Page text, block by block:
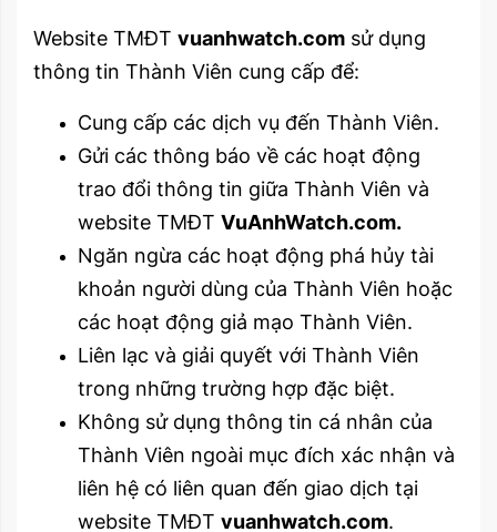
Website TMĐT vuanhwatch.com sử dụng
thông tin Thành Viên cung cấp để:
Cung cấp các dịch vụ đến Thành Viên.
Gửi các thông báo về các hoạt động
trao đổi thông tin giữa Thành Viên và
website TMĐT VuAnhWatch.com.
Ngăn ngừa các hoạt động phá hủy tài
khoản người dùng của Thành Viên hoặc
các hoạt động giả mạo Thành Viên.
Liên lạc và giải quyết với Thành Viên
trong những trường hợp đặc biệt.
Không sử dụng thông tin cá nhân của
Thành Viên ngoài mục đích xác nhận và
liên hệ có liên quan đến giao dịch tại
website TMĐT vuanhwatch.com.